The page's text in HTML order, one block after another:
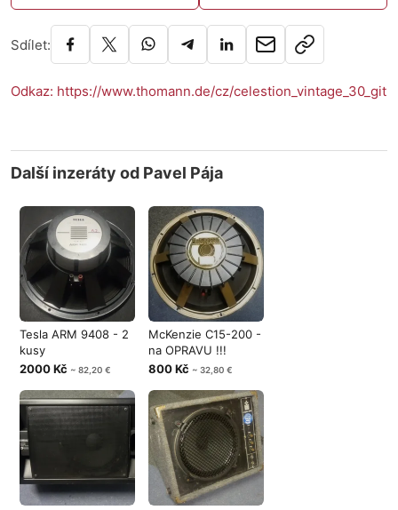
Sdílet:
Odkaz: https://www.thomann.de/cz/celestion_vintage_30_git
Další inzeráty od Pavel Pája
Tesla ARM 9408 - 2
kusy
2000 Kč ~ 82,20 €
McKenzie C15-200 -
na OPRAVU !!!
800 Kč ~ 32,80 €